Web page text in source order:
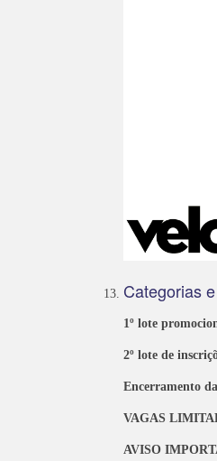
Categorias
1º lote
2º lote de
Encerramento
VAGAS
AVISO